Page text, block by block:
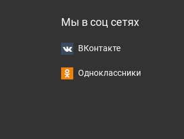
Мы в соц сетях
ВКонтакте
Одноклассники